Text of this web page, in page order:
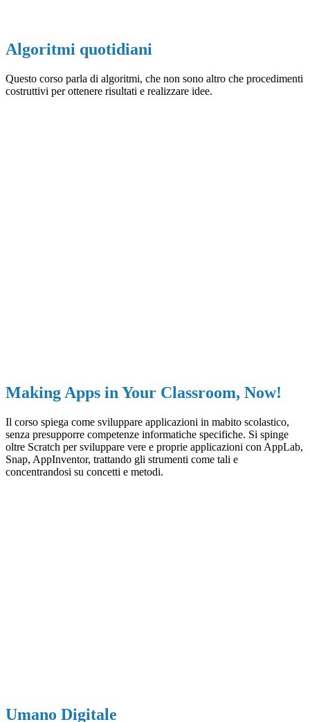
Algoritmi quotidiani
Questo corso parla di algoritmi, che non sono altro che procedimenti
costruttivi per ottenere risultati e realizzare idee.
Making Apps in Your Classroom, Now!
Il corso spiega come sviluppare applicazioni in mabito scolastico,
senza presupporre competenze informatiche specifiche. Si spinge
oltre Scratch per sviluppare vere e proprie applicazioni con AppLab,
Snap, AppInventor, trattando gli strumenti come tali e
concentrandosi su concetti e metodi.
Umano Digitale